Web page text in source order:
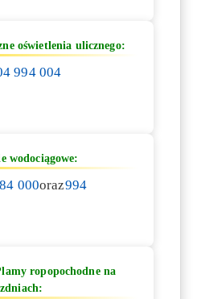
oświetlenia ulicznego:
994 004
wodociągowe:
000oraz994
ropopochodne na